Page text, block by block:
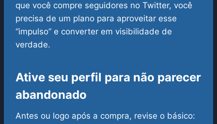
que você compre seguidores no Twitter, você
precisa de um plano para aproveitar esse
“impulso” e converter em visibilidade de
verdade.
Ative seu perfil para não parecer
abandonado
Antes ou logo após a compra, revise o básico: